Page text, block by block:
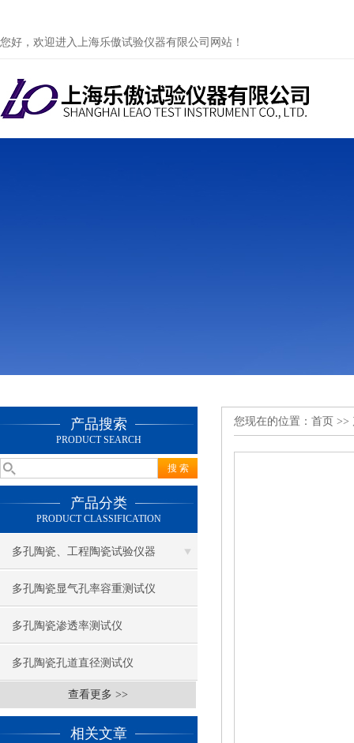
您好，欢迎进入上海乐傲试验仪器有限公司网站！
产品搜索
PRODUCT SEARCH
产品分类
PRODUCT CLASSIFICATION
多孔陶瓷、工程陶瓷试验仪器
多孔陶瓷显气孔率容重测试仪
多孔陶瓷渗透率测试仪
多孔陶瓷孔道直径测试仪
查看更多 >>
相关文章
您现在的位置： 首页 >>